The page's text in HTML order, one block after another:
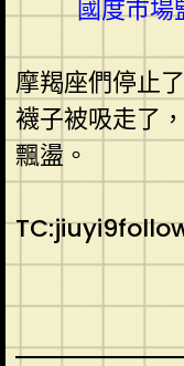
國度市場
摩羯座們停止
襪子被吸走了
飄盪。